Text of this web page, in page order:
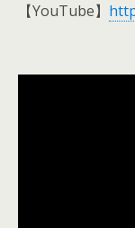
【YouTube】